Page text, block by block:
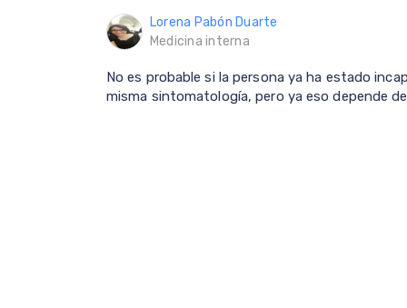
Lorena Pabón Duarte
Medicina interna
No es probable si la persona ya ha estado
misma sintomatología, pero ya eso depende